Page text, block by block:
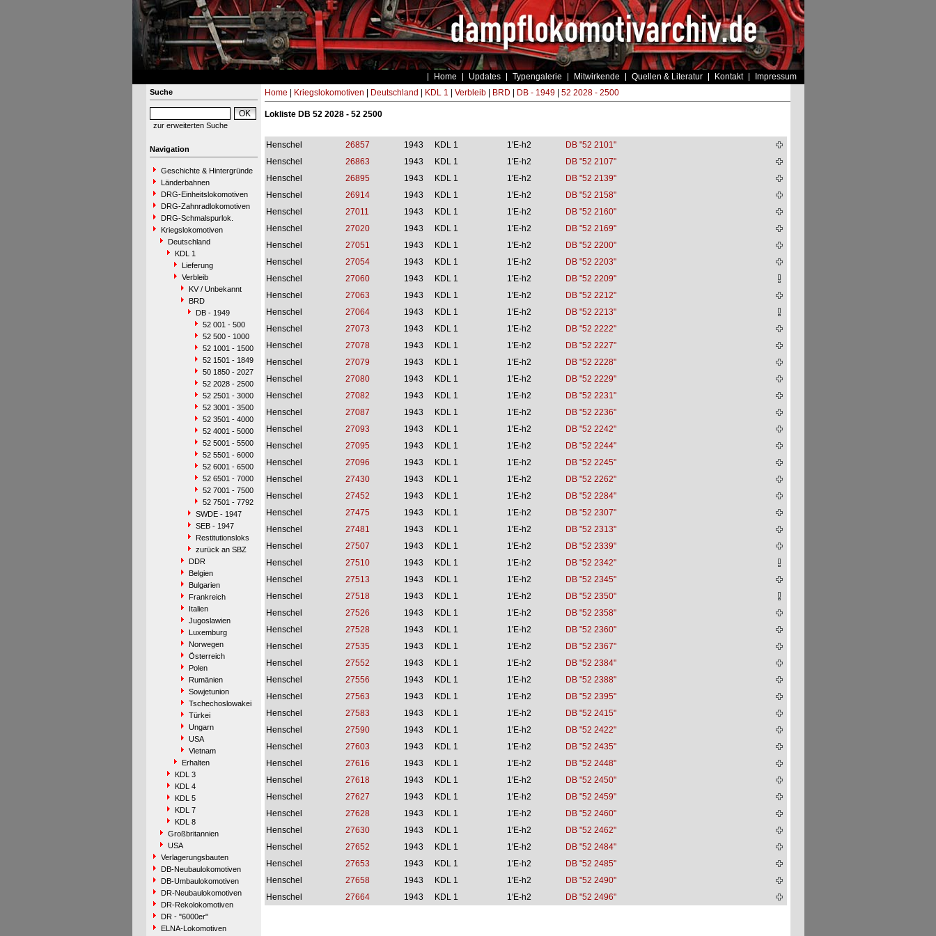
Home Updates Typengalerie Mitwirkende Quellen & Literatur Kontakt Impressum
Suche
zur erweiterten Suche
Navigation
Geschichte & Hintergründe
Länderbahnen
DRG-Einheitslokomotiven
DRG-Zahnradlokomotiven
DRG-Schmalspurlok.
Kriegslokomotiven
Deutschland
KDL 1
Lieferung
Verbleib
KV / Unbekannt
BRD
DB - 1949
52 001 - 500
52 500 - 1000
52 1001 - 1500
52 1501 - 1849
50 1850 - 2027
52 2028 - 2500
52 2501 - 3000
52 3001 - 3500
52 3501 - 4000
52 4001 - 5000
52 5001 - 5500
52 5501 - 6000
52 6001 - 6500
52 6501 - 7000
52 7001 - 7500
52 7501 - 7792
SWDE - 1947
SEB - 1947
Restitutionsloks
zurück an SBZ
DDR
Belgien
Bulgarien
Frankreich
Italien
Jugoslawien
Luxemburg
Norwegen
Österreich
Polen
Rumänien
Sowjetunion
Tschechoslowakei
Türkei
Ungarn
USA
Vietnam
Erhalten
KDL 3
KDL 4
KDL 5
KDL 7
KDL 8
Großbritannien
USA
Verlagerungsbauten
DB-Neubaulokomotiven
DB-Umbaulokomotiven
DR-Neubaulokomotiven
DR-Rekolokomotiven
DR - "6000er"
ELNA-Lokomotiven
Home Kriegslokomotiven Deutschland KDL 1 Verbleib| BRD DB - 1949| 52 2028 - 2500
Lokliste DB 52 2028 - 52 2500
Henschel 26857 1943 KDL 1 1'E-h2
DB "52 2101"
Henschel
26863 1943 KDL 1 1'E-h2
DB "52 2107"
Henschel
26895 1943 KDL 1 1'E-h2
DB "52 2139"
Henschel
26914 1943 KDL 1 1'E-h2
DB "52 2158"
Henschel
27011 1943 KDL 1 1'E-h2
DB "52 2160"
Henschel
27020 1943 KDL 1 1'E-h2
DB "52 2169"
Henschel
27051 1943 KDL 1 1'E-h2
DB "52 2200"
Henschel
27054 1943 KDL 1 1'E-h2
DB "52 2203"
Henschel
27060 1943 KDL 1 1'E-h2
DB "52 2209"
Henschel
27063 1943 KDL 1 1'E-h2
DB "52 2212"
Henschel
27064 1943 KDL 1 1'E-h2
DB "52 2213"
Henschel
27073 1943 KDL 1 1'E-h2
DB "52 2222"
Henschel
27078 1943 KDL 1 1'E-h2
DB "52 2227"
Henschel
27079 1943 KDL 1 1'E-h2
DB "52 2228"
Henschel
27080 1943 KDL 1 1'E-h2
DB "52 2229"
Henschel
27082 1943 KDL 1 1'E-h2
DB "52 2231"
Henschel
27087 1943 KDL 1 1'E-h2
DB "52 2236"
Henschel
27093 1943 KDL 1 1'E-h2
DB "52 2242"
Henschel
27095 1943 KDL 1 1'E-h2
DB "52 2244"
Henschel
27096 1943 KDL 1 1'E-h2
DB "52 2245"
Henschel
27430 1943 KDL 1 1'E-h2
DB "52 2262"
Henschel
27452 1943 KDL 1 1'E-h2
DB "52 2284"
Henschel
27475 1943 KDL 1 1'E-h2
DB "52 2307"
Henschel
27481 1943 KDL 1 1'E-h2
DB "52 2313"
Henschel
27507 1943 KDL 1 1'E-h2
DB "52 2339"
Henschel
27510 1943 KDL 1 1'E-h2
DB "52 2342"
Henschel
27513 1943 KDL 1 1'E-h2
DB "52 2345"
Henschel
27518 1943 KDL 1 1'E-h2
DB "52 2350"
Henschel
27526 1943 KDL 1 1'E-h2
DB "52 2358"
Henschel
27528 1943 KDL 1 1'E-h2
DB "52 2360"
Henschel
27535 1943 KDL 1 1'E-h2
DB "52 2367"
Henschel
27552 1943 KDL 1 1'E-h2
DB "52 2384"
Henschel
27556 1943 KDL 1 1'E-h2
DB "52 2388"
Henschel
27563 1943 KDL 1 1'E-h2
DB "52 2395"
Henschel
27583 1943 KDL 1 1'E-h2
DB "52 2415"
Henschel
27590 1943 KDL 1 1'E-h2
DB "52 2422"
Henschel
27603 1943 KDL 1 1'E-h2
DB "52 2435"
Henschel
27616 1943 KDL 1 1'E-h2
DB "52 2448"
Henschel
27618 1943 KDL 1 1'E-h2
DB "52 2450"
Henschel
27627 1943 KDL 1 1'E-h2
DB "52 2459"
Henschel
27628 1943 KDL 1 1'E-h2
DB "52 2460"
Henschel
27630 1943 KDL 1 1'E-h2
DB "52 2462"
Henschel
27652 1943 KDL 1 1'E-h2
DB "52 2484"
Henschel
27653 1943 KDL 1 1'E-h2
DB "52 2485"
Henschel
27658 1943 KDL 1 1'E-h2
DB "52 2490"
Henschel
27664 1943 KDL 1 1'E-h2 DB "52 2496"